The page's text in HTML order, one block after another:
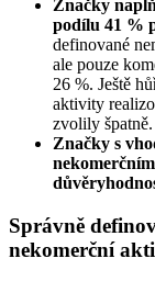
Značky
podílu 41 %
definované
ale pouze
26 %. Ještě
aktivity
zvolily
Značky s
Správně
nekomerční